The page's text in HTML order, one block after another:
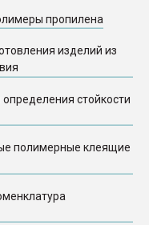
пропилена
изделий из
стойкости
полимерные клеящие